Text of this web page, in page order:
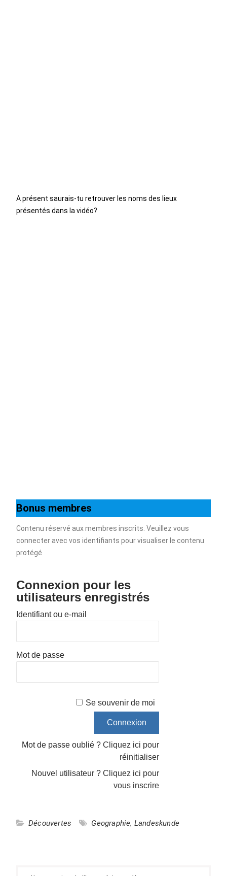
A présent saurais-tu retrouver les noms des lieux
présentés dans la vidéo?
Bonus membres
Contenu réservé aux membres inscrits. Veuillez vous
connecter avec vos identifiants pour visualiser le contenu
protégé
Connexion pour les
utilisateurs enregistrés
Identifiant ou e-mail
Mot de passe
Se souvenir de moi
Mot de passe oublié ?Cliquez ici pour
réinitialiser
Nouvel utilisateur ?Cliquez ici pour
vous inscrire
Découvertes Geographie, Landeskunde